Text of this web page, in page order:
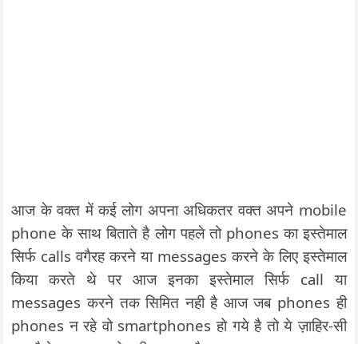
आज के वक्त में कई लोग अपना अधिकतर वक्त अपने mobile
phone के साथ बिताते है लोग पहले तो phones का इस्तेमाल
सिर्फ calls वगैरह करने या messages करने के लिए इस्तेमाल
किया करते थे पर आज इनका इस्तेमाल सिर्फ call या
messages करने तक सिमित नही है आज जब phones ही
phones न रहे वो smartphones हो गये है तो ये ज़ाहिर-सी